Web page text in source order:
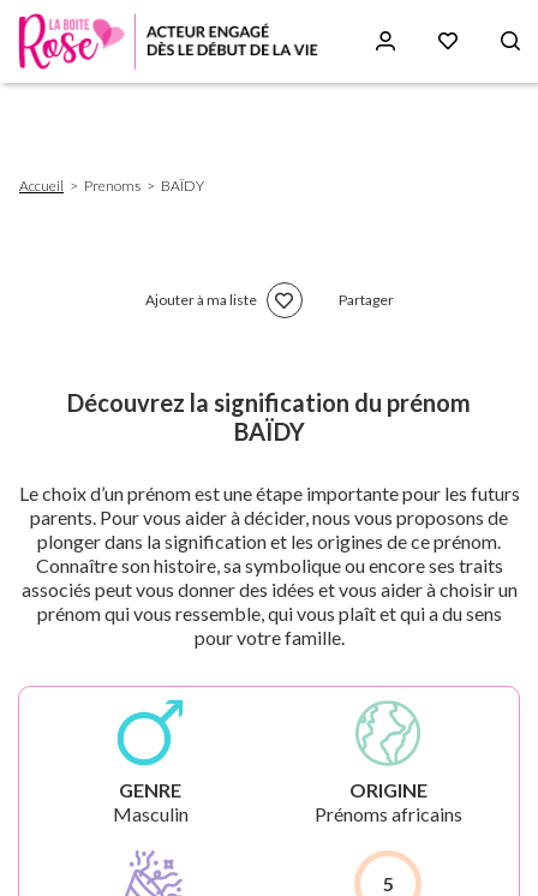
d'Ariane
Accueil Prenoms BAÏDY
Ajouter à ma liste Partager
Découvrez la signification du prénom
BAÏDY
Le choix d’un prénom est une étape importante pour les futurs
parents. Pour vous aider à décider, nous vous proposons de
plonger dans la signification et les origines de ce prénom.
Connaître son histoire, sa symbolique ou encore ses traits
associés peut vous donner des idées et vous aider à choisir un
prénom qui vous ressemble, qui vous plaît et qui a du sens
pour votre famille.
GENRE
Masculin
ORIGINE
Prénoms africains
5